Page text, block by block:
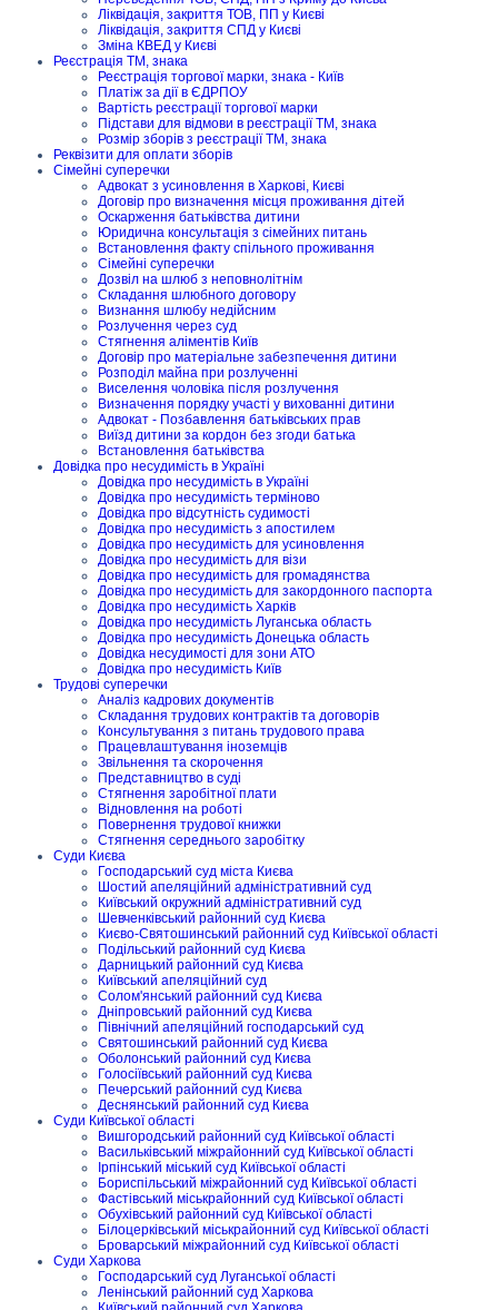
Ліквідація, закриття ТОВ, ПП у Києві
Ліквідація, закриття СПД у Києві
Зміна КВЕД у Києві
Реєстрація ТМ, знака
Реєстрація торгової марки, знака - Київ
Платіж за дії в ЄДРПОУ
Вартість реєстрації торгової марки
Підстави для відмови в реєстрації ТМ, знака
Розмір зборів з реєстрації ТМ, знака
Реквізити для оплати зборів
Сімейні суперечки
Адвокат з усиновлення в Харкові, Києві
Договір про визначення місця проживання дітей
Оскарження батьківства дитини
Юридична консультація з сімейних питань
Встановлення факту спільного проживання
Сімейні суперечки
Дозвіл на шлюб з неповнолітнім
Складання шлюбного договору
Визнання шлюбу недійсним
Розлучення через суд
Стягнення аліментів Київ
Договір про матеріальне забезпечення дитини
Розподіл майна при розлученні
Виселення чоловіка після розлучення
Визначення порядку участі у вихованні дитини
Адвокат - Позбавлення батьківських прав
Виїзд дитини за кордон без згоди батька
Встановлення батьківства
Довідка про несудимість в Україні
Довідка про несудимість в Україні
Довідка про несудимість терміново
Довідка про відсутність судимості
Довідка про несудимість з апостилем
Довідка про несудимість для усиновлення
Довідка про несудимість для візи
Довідка про несудимість для громадянства
Довідка про несудимість для закордонного паспорта
Довідка про несудимість Харків
Довідка про несудимість Луганська область
Довідка про несудимість Донецька область
Довідка несудимості для зони АТО
Довідка про несудимість Київ
Трудові суперечки
Аналіз кадрових документів
Складання трудових контрактів та договорів
Консультування з питань трудового права
Працевлаштування іноземців
Звільнення та скорочення
Представництво в суді
Стягнення заробітної плати
Відновлення на роботі
Повернення трудової книжки
Стягнення середнього заробітку
Суди Києва
Господарський суд міста Києва
Шостий апеляційний адміністративний суд
Київський окружний адміністративний суд
Шевченківський районний суд Києва
Києво-Святошинський районний суд Київської області
Подільський районний суд Києва
Дарницький районний суд Києва
Київський апеляційний суд
Солом'янський районний суд Києва
Дніпровський районний суд Києва
Північний апеляційний господарський суд
Святошинський районний суд Києва
Оболонський районний суд Києва
Голосіївський районний суд Києва
Печерський районний суд Києва
Деснянський районний суд Києва
Суди Київської області
Вишгородський районний суд Київської області
Васильківський міжрайонний суд Київської області
Ірпінський міський суд Київської області
Бориспільський міжрайонний суд Київської області
Фастівський міськрайонний суд Київської області
Обухівський районний суд Київської області
Білоцерківський міськрайонний суд Київської області
Броварський міжрайонний суд Київської області
Суди Харкова
Господарський суд Луганської області
Ленінський районний суд Харкова